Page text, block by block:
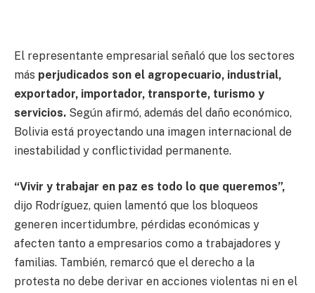
El representante empresarial señaló que los sectores
más perjudicados son el agropecuario, industrial,
exportador, importador, transporte, turismo y
servicios. Según afirmó, además del daño económico,
Bolivia está proyectando una imagen internacional de
inestabilidad y conflictividad permanente.
“Vivir y trabajar en paz es todo lo que queremos”,
dijo Rodríguez, quien lamentó que los bloqueos
generen incertidumbre, pérdidas económicas y
afecten tanto a empresarios como a trabajadores y
familias. También, remarcó que el derecho a la
protesta no debe derivar en acciones violentas ni en el